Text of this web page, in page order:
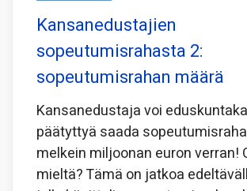
Kansanedustajien
sopeutumisrahasta 2:
sopeutumisrahan määrä
Kansanedustaja voi
päätyttyä saada
melkein miljoonan euron verran!
mieltä? Tämä on jatkoa